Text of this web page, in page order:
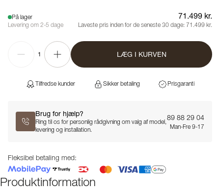
På lager
Levering om 2-5 dage
71.499 kr.
Laveste pris inden for de seneste 30 dage: 71.499 kr.
1 LÆG I KURVEN
Tilfredse kunder Sikker betaling Prisgaranti
Brug for hjælp?
Ring til os for personlig rådgivning om valg af model,
levering og installation.
89 88 29 04
Man-Fre 9-17
Fleksibel betaling med:
Produktinformation